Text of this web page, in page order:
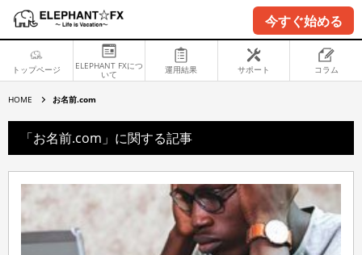
今すぐ始める
トップページ ELEPHANT FXにつ
いて 運用結果 サポート コラム
HOME
前
.
c
o
お名前.com
「お名前.com」に関する記事